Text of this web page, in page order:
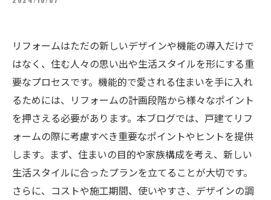
リフォームはただの新しいデザインや機能の導入だけで
はなく、住む人々の思い出や生活スタイルを形にする重
要なプロセスです。機能的で愛される住まいを手に入れ
るためには、リフォームの計画段階から様々なポイント
を押さえる必要があります。本ブログでは、戸建てリフ
ォームの際に考慮すべき重要なポイントやヒントを提供
します。まず、住まいの目的や家族構成を考え、新しい
生活スタイルに合ったプランを立てることが大切です。
さらに、コストや施工期間、使いやすさ、デザインの調